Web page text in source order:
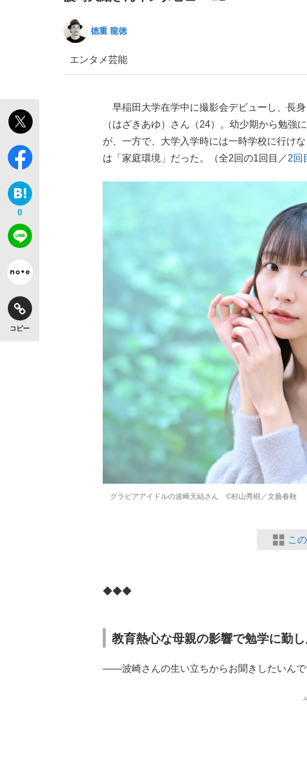
徳重 龍徳
エンタメ芸能
0
コピー
早稲田大学在学中に撮影会デビューし、長
（はざきあゆ）さん（24）。幼少期から勉強
が、一方で、大学入学時には一時学校に行け
は「家庭環境」だった。（全2回の1回目／2回
グラビアアイドルの波崎天結さん ©杉山秀樹／文藝春秋
こ
◆◆◆
教育熱心な母親の影響で勉学に勤
――波崎さんの生い立ちからお聞きしたいんで